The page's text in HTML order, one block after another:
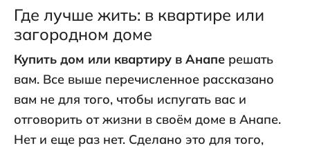
Где лучше жить: в квартире или
загородном доме
Купить дом или квартиру в Анапе решать
вам. Все выше перечисленное рассказано
вам не для того, чтобы испугать вас и
отговорить от жизни в своём доме в Анапе.
Нет и еще раз нет. Сделано это для того,